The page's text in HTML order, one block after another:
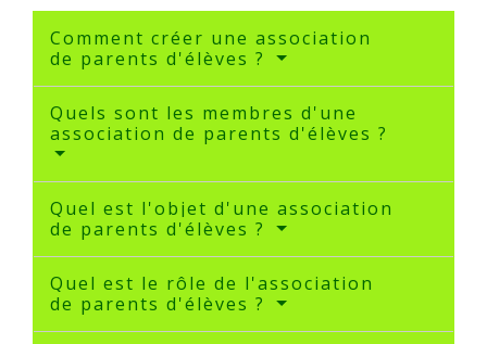
Comment créer une association
de parents d'élèves ?
Quels sont les membres d'une
association de parents d'élèves ?
Quel est l'objet d'une association
de parents d'élèves ?
Quel est le rôle de l'association
de parents d'élèves ?